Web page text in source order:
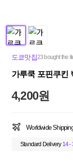
도쿄맛집23 bought the
가루쿡 포핀쿠킨
4,200원
Worldwide
Standard Delivery 14 -